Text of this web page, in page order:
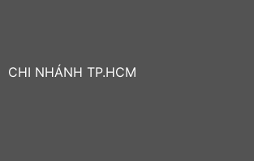
CHI NHÁNH TP.HCM